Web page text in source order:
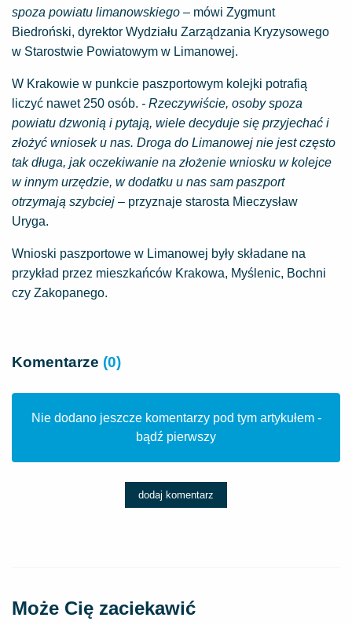
spoza powiatu limanowskiego – mówi Zygmunt
Biedroński, dyrektor Wydziału Zarządzania Kryzysowego
w Starostwie Powiatowym w Limanowej.
W Krakowie w punkcie paszportowym kolejki potrafią
liczyć nawet 250 osób. - Rzeczywiście, osoby spoza
powiatu dzwonią i pytają, wiele decyduje się przyjechać i
złożyć wniosek u nas. Droga do Limanowej nie jest często
tak długa, jak oczekiwanie na złożenie wniosku w kolejce
w innym urzędzie, w dodatku u nas sam paszport
otrzymają szybciej – przyznaje starosta Mieczysław
Uryga.
Wnioski paszportowe w Limanowej były składane na
przykład przez mieszkańców Krakowa, Myślenic, Bochni
czy Zakopanego.
Komentarze (0)
Nie dodano jeszcze komentarzy pod tym artykułem -
bądź pierwszy
dodaj komentarz
Może Cię zaciekawić